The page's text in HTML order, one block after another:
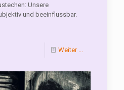
Unsere
und beeinflussbar.
Weiter ...